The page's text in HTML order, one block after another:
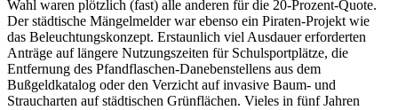
Wahl waren plötzlich (fast) alle anderen für die 20-Prozent-Quote.
Der städtische Mängelmelder war ebenso ein Piraten-Projekt wie
das Beleuchtungskonzept. Erstaunlich viel Ausdauer erforderten
Anträge auf längere Nutzungszeiten für Schulsportplätze, die
Entfernung des Pfandflaschen-Danebenstellens aus dem
Bußgeldkatalog oder den Verzicht auf invasive Baum- und
Straucharten auf städtischen Grünflächen. Vieles in fünf Jahren